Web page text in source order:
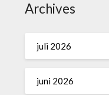
Archives
juli 2026
juni 2026